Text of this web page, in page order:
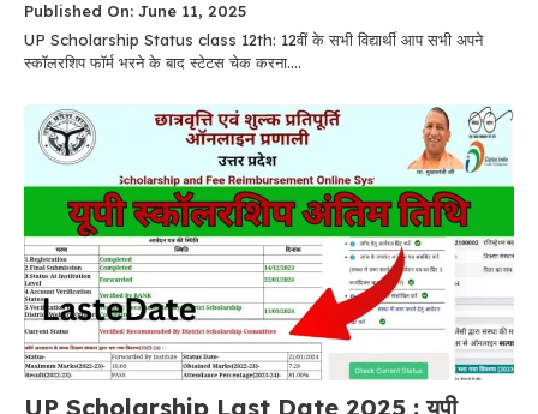
Published On: June 11, 2025
UP Scholarship Status class 12th: 12वीं के सभी विद्यार्थी आप सभी अपने
स्कॉलरशिप फॉर्म भरने के बाद स्टेटस चेक करना....
UP Scholarship Last Date 2025 : यूपी